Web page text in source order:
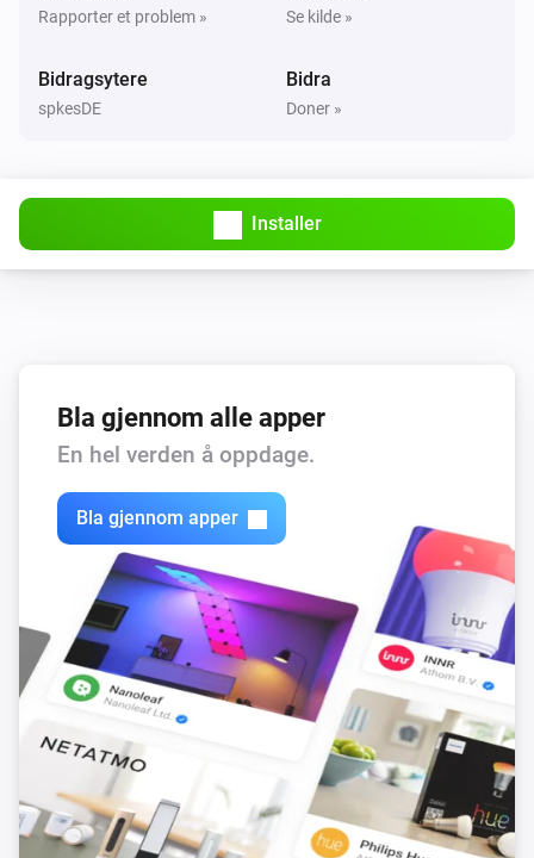
Rapporter et problem » Se kilde »
Bidragsytere
spkesDE
Bidra
Doner »
Installer
Bla gjennom alle apper
En hel verden å oppdage.
Bla gjennom apper